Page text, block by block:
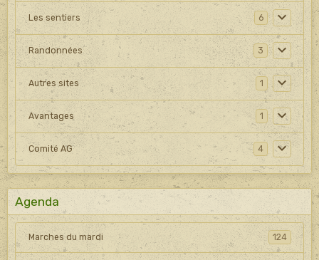
Les sentiers 6
Randonnées 3
Autres sites 1
Avantages 1
Comité AG 4
Agenda
Marches du mardi 124